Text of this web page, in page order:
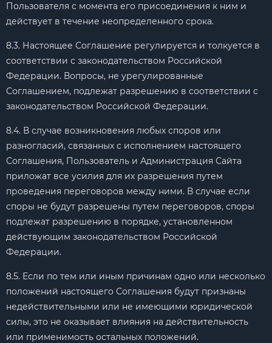
Пользователя с момента его присоединения к ним и
действует в течение неопределенного срока.
8.3. Настоящее Соглашение регулируется и толкуется в
соответствии с законодательством Российской
Федерации. Вопросы, не урегулированные
Соглашением, подлежат разрешению в соответствии с
законодательством Российской Федерации.
8.4. В случае возникновения любых споров или
разногласий, связанных с исполнением настоящего
Соглашения, Пользователь и Администрация Сайта
приложат все усилия для их разрешения путем
проведения переговоров между ними. В случае если
споры не будут разрешены путем переговоров, споры
подлежат разрешению в порядке, установленном
действующим законодательством Российской
Федерации.
8.5. Если по тем или иным причинам одно или несколько
положений настоящего Соглашения будут признаны
недействительными или не имеющими юридической
силы, это не оказывает влияния на действительность
или применимость остальных положений.